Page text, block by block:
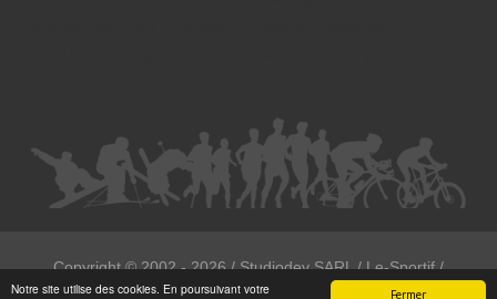
Fermer
Notre site utilise des cookies. En poursuivant votre
Copyright ©2002 - 2026/ Studiodev SARL / Le-Sportif /
Registration4all